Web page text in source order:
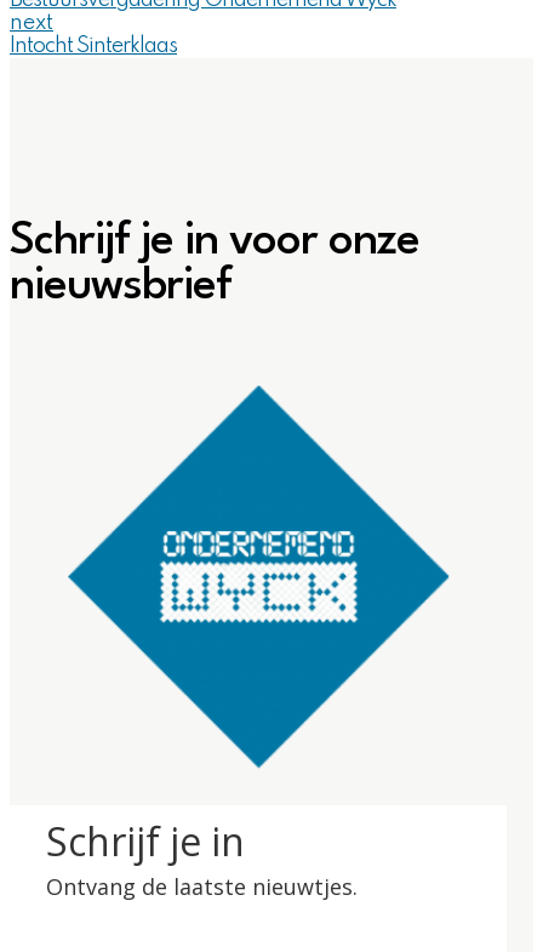
next
Intocht Sinterklaas
Schrijf je in voor onze
nieuwsbrief
Schrijf je in
Ontvang de laatste nieuwtjes.